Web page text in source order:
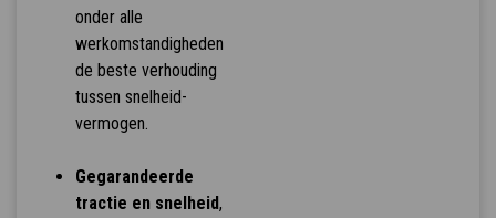
onder alle
werkomstandigheden
de beste verhouding
tussen snelheid-
vermogen.
Gegarandeerde
tractie en snelheid,